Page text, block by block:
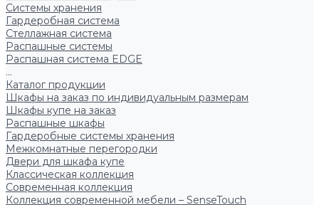
Системы хранения
Гардеробная система
Стеллажная система
Распашные системы
Распашная система EDGE
...
Каталог продукции
Шкафы на заказ по индивидуальным размерам
Шкафы купе на заказ
Распашные шкафы
Гардеробные системы хранения
Межкомнатные перегородки
Двери для шкафа купе
Классическая коллекция
Современная коллекция
Коллекция современной мебели – SenseTouch